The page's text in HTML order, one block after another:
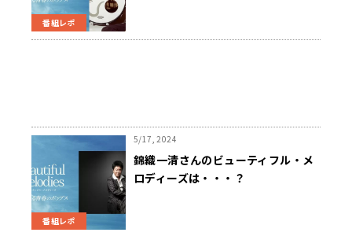
番組レポ
番組レポ
5/17, 2024
錦織一清さんのビューティフル・メ
ロディーズは・・・？